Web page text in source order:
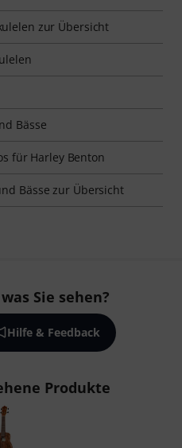
zur Übersicht
Bässe
für Harley Benton
Bässe zur Übersicht
Sie sehen?
Hilfe & Feedback
Produkte